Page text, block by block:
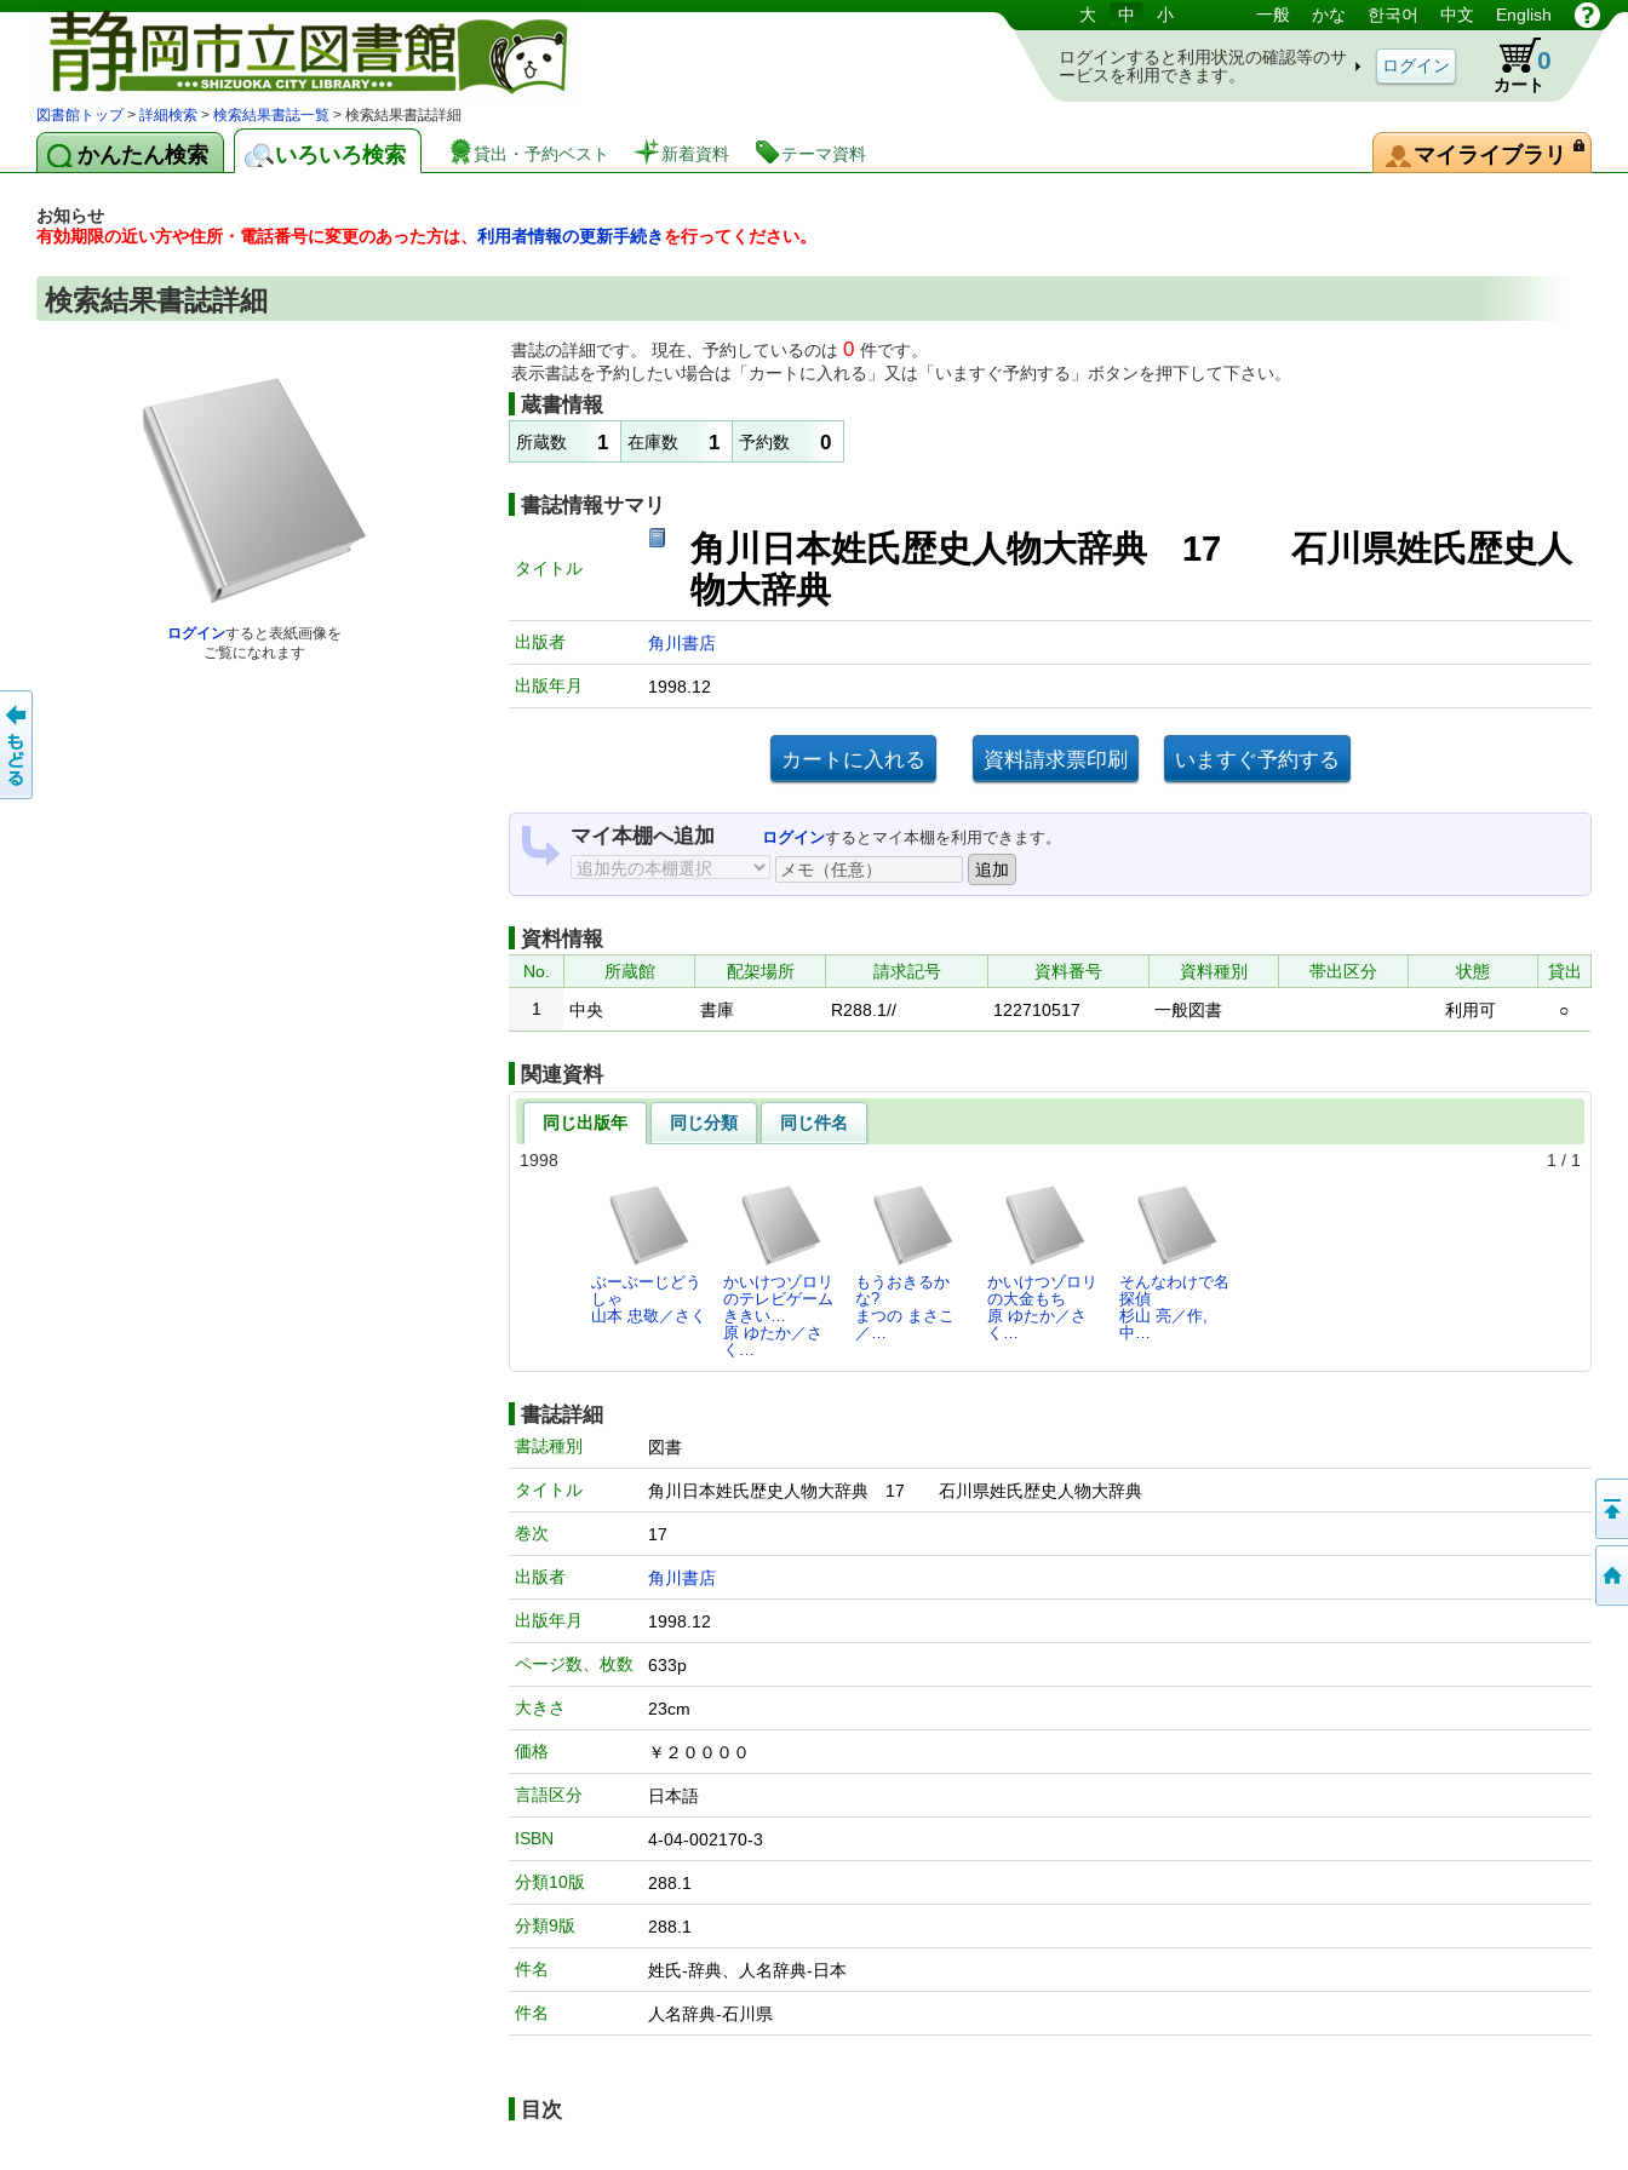
図書館 蔵書検索・予約システム 大 中 小 一般 かな 한국어 中文 English
ログインすると利用状況の確認等のサ
ービスを利用できます。
カート
0
図書館トップ> 詳細検索 > 検索結果書誌一覧 > 検索結果書誌詳細
かんたん検索 いろいろ検索 貸出・予約ベスト 新着資料 テーマ資料 マイライブラリ
お知らせ
有効期限の近い方や住所・電話番号に変更のあった方は、 利用者情報の更新手続きを行ってください。
検索結果書誌詳細
ログインすると表紙画像を
ご覧になれます
書誌の詳細です。 現在、予約しているのは 0 件です。
表示書誌を予約したい場合は「カートに入れる」又は「いますぐ予約する」ボタンを押下して下さい。
蔵書情報
所蔵数 1 在庫数 1 予約数 0
書誌情報サマリ
タイトル
角川日本姓氏歴史人物大辞典 17 石川県姓氏歴史人
物大辞典
出版者 角川書店
出版年月 1998.12
マイ本棚へ追加 ログインするとマイ本棚を利用できます。
資料情報
No. 所蔵館 配架場所 請求記号 資料番号 資料種別 帯出区分 状態
貸出
1
中央 書庫 R288.1// 122710517 一般図書 利用可 ○
関連資料
同じ出版年 同じ分類
同じ件名
1998
1 / 1
ぶーぶーじどう
しゃ
山本 忠敬／さく
かいけつゾロリ
のテレビゲーム
ききい…
原 ゆたか／さ
く…
もうおきるか
な?
まつの まさこ
／…
かいけつゾロリ
の大金もち
原 ゆたか／さ
く…
そんなわけで名
探偵
杉山 亮／作,
中…
書誌詳細
書誌種別 図書
タイトル 角川日本姓氏歴史人物大辞典 17 石川県姓氏歴史人物大辞典
巻次 17
出版者 角川書店
出版年月 1998.12
ページ数、枚数 633p
大きさ 23cm
価格 ￥２００００
言語区分 日本語
ISBN 4-04-002170-3
分類10版 288.1
分類9版 288.1
件名 姓氏-辞典、人名辞典-日本
件名 人名辞典-石川県
目次